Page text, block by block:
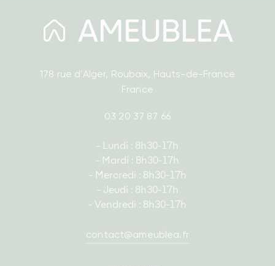
178 rue d'Alger, Roubaix, Hauts-de-France
France
03 20 37 87 66
- Lundi : 8h30-17h
- Mardi : 8h30-17h
- Mercredi : 8h30-17h
- Jeudi : 8h30-17h
- Vendredi : 8h30-17h
contact@ameublea.fr